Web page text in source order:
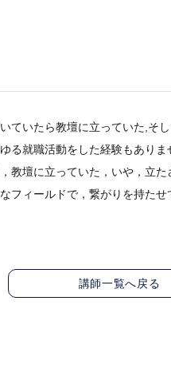
ていたら教壇に立っていた,そ
る就職活動をした経験もあり
教壇に立っていた，いや，立
フィールドで，繋がりを持たせ
講師一覧へ戻る